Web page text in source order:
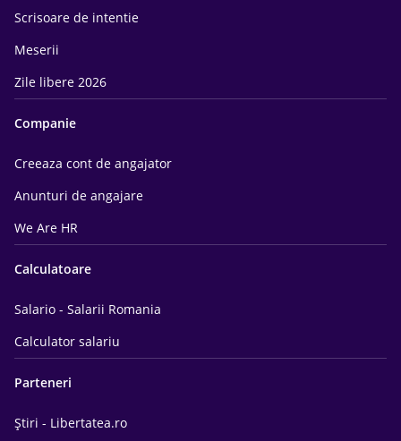
Scrisoare de intentie
Meserii
Zile libere 2026
Companie
Creeaza cont de angajator
Anunturi de angajare
We Are HR
Calculatoare
Salario - Salarii Romania
Calculator salariu
Parteneri
Știri - Libertatea.ro